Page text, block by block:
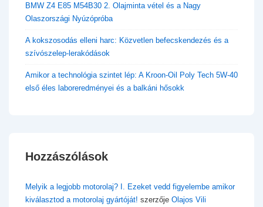
BMW Z4 E85 M54B30 2. Olajminta vétel és a Nagy
Olaszországi Nyúzópróba
A kokszosodás elleni harc: Közvetlen befecskendezés és a
szívószelep-lerakódások
Amikor a technológia szintet lép: A Kroon-Oil Poly Tech 5W-40
első éles laboreredményei és a balkáni hősokk
Hozzászólások
Melyik a legjobb motorolaj? I. Ezeket vedd figyelembe amikor
kiválasztod a motorolaj gyártóját! szerzője Olajos Vili